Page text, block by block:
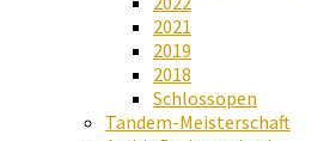
2021
2019
2018
Schlossopen
Tandem-Meisterschaft